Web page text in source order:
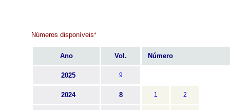
Números disponíveis*
Ano Vol. Número
2025 9
2024 8 1 2